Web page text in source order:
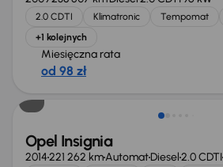
2.0 CDTI Klimatronic Tempomat
+1 kolejnych
Miesięczna rata
od 98 zł
Opel Insignia
2014221 262 kmAutomatDiesel2.0 CDTI